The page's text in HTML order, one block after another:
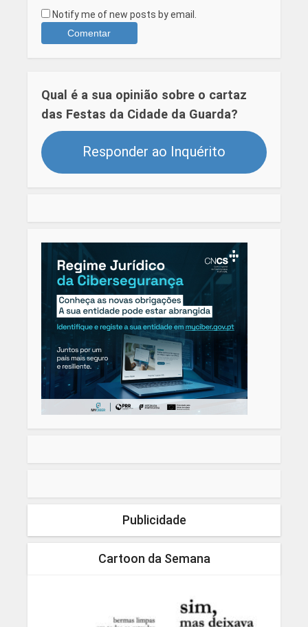
Notify me of new posts by email.
Qual é a sua opinião sobre o cartaz
das Festas da Cidade da Guarda?
Responder ao Inquérito
Publicidade
Cartoon da Semana